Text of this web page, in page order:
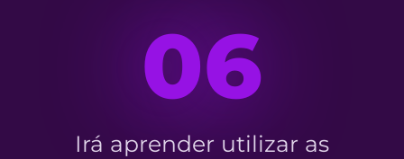
06
Irá aprender utilizar as